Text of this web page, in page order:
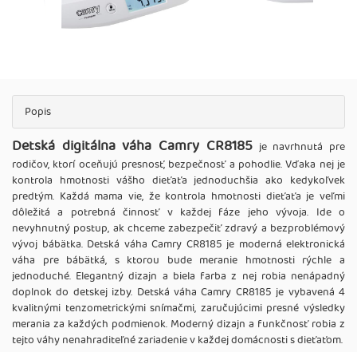
Popis
Detská digitálna váha Camry CR8185je navrhnutá pre
rodičov, ktorí oceňujú presnosť, bezpečnosť a pohodlie. Vďaka nej je
kontrola hmotnosti vášho dieťaťa jednoduchšia ako kedykoľvek
predtým. Každá mama vie, že kontrola hmotnosti dieťaťa je veľmi
dôležitá a potrebná činnosť v každej fáze jeho vývoja. Ide o
nevyhnutný postup, ak chceme zabezpečiť zdravý a bezproblémový
vývoj bábätka. Detská váha Camry CR8185 je moderná elektronická
váha pre bábätká, s ktorou bude meranie hmotnosti rýchle a
jednoduché. Elegantný dizajn a biela farba z nej robia nenápadný
doplnok do detskej izby. Detská váha Camry CR8185 je vybavená 4
kvalitnými tenzometrickými snímačmi, zaručujúcimi presné výsledky
merania za každých podmienok. Moderný dizajn a funkčnosť robia z
tejto váhy nenahraditeľné zariadenie v každej domácnosti s dieťaťom.